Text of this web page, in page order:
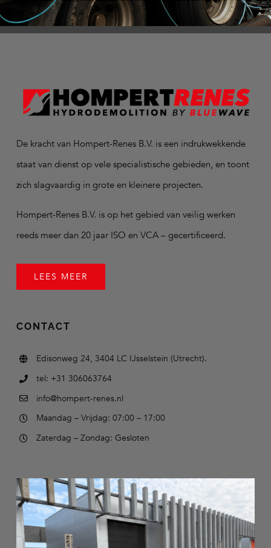
De kracht van Hompert-Renes B.V. is een indrukwekkende
staat van dienst op vele specialistische gebieden, en toont
zich slagvaardig in grote en kleinere projecten.
Hompert-Renes B.V. is op het gebied van veilig werken
reeds meer dan 20 jaar ISO en VCA – gecertificeerd.
LEES MEER
CONTACT
Edisonweg 24, 3404 LC IJsselstein (Utrecht).
tel: +31 306063764
info@hompert-renes.nl
Maandag – Vrijdag: 07:00 – 17:00
Zaterdag – Zondag: Gesloten